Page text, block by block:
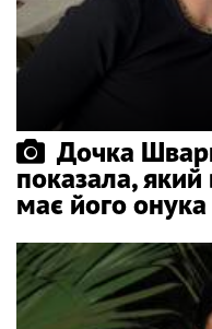
Дочка
показала, який
має його онука